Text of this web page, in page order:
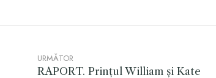
URMĂTOR
RAPORT. Prințul William și Kate